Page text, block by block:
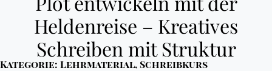
Heldenreise – Kreatives
Schreiben mit Struktur
Kategorie: Lehrmaterial, Schreibkurs